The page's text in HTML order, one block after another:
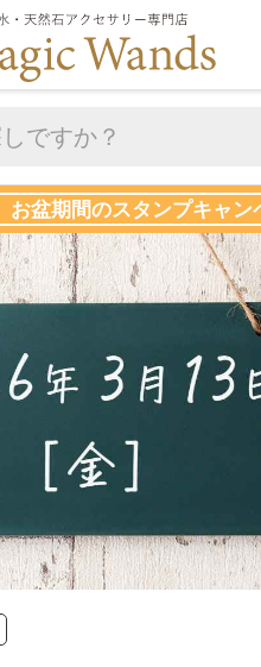
お盆期間のスタンプキャン